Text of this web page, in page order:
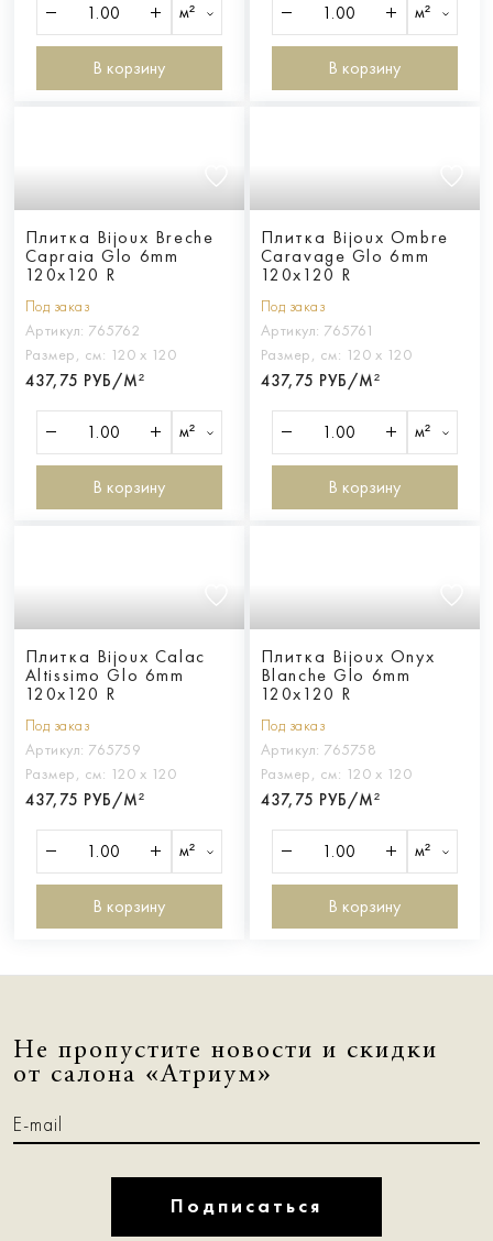
м²
В корзину
м²
В корзину
Плитка Bijoux Breche
Capraia Glo 6mm
120x120 R
Под заказ
Артикул: 765762
Размер, см: 120 х 120
437,75 РУБ/М²
м²
В корзину
Плитка Bijoux Ombre
Caravage Glo 6mm
120x120 R
Под заказ
Артикул: 765761
Размер, см: 120 х 120
437,75 РУБ/М²
м²
В корзину
Плитка Bijoux Calac
Altissimo Glo 6mm
120x120 R
Под заказ
Артикул: 765759
Размер, см: 120 х 120
437,75 РУБ/М²
м²
В корзину
Плитка Bijoux Onyx
Blanche Glo 6mm
120x120 R
Под заказ
Артикул: 765758
Размер, см: 120 х 120
437,75 РУБ/М²
м²
В корзину
Не пропустите новости и скидки
от салона «Атриум»
Подписаться